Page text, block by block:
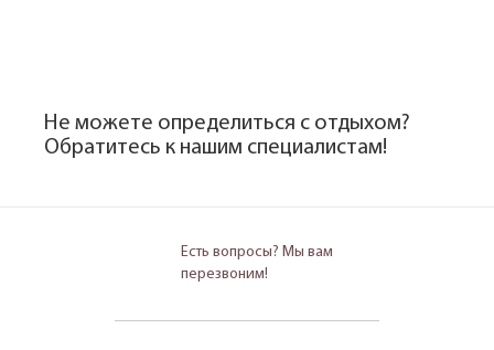
Не можете определиться с отдыхом?
Обратитесь к нашим специалистам!
Есть вопросы? Мы вам
перезвоним!